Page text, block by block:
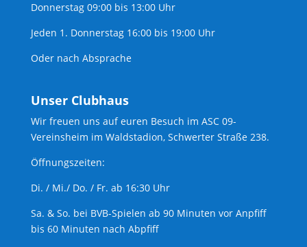
Donnerstag 09:00 bis 13:00 Uhr
Jeden 1. Donnerstag 16:00 bis 19:00 Uhr
Oder nach Absprache
Unser Clubhaus
Wir freuen uns auf euren Besuch im ASC 09-
Vereinsheim im Waldstadion, Schwerter Straße 238.
Öffnungszeiten:
Di. / Mi./ Do. / Fr. ab 16:30 Uhr
Sa. & So. bei BVB-Spielen ab 90 Minuten vor Anpfiff
bis 60 Minuten nach Abpfiff